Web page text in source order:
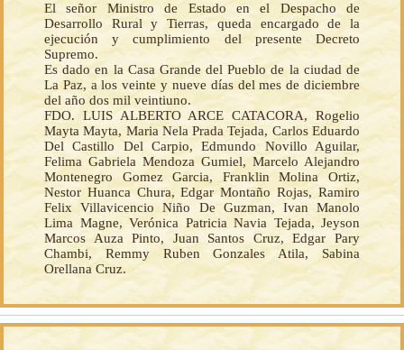
El señor Ministro de Estado en el Despacho de
Desarrollo Rural y Tierras, queda encargado de la
ejecución y cumplimiento del presente Decreto
Supremo.
Es dado en la Casa Grande del Pueblo de la ciudad de
La Paz, a los veinte y nueve días del mes de diciembre
del año dos mil veintiuno.
FDO. LUIS ALBERTO ARCE CATACORA, Rogelio
Mayta Mayta, Maria Nela Prada Tejada, Carlos Eduardo
Del Castillo Del Carpio, Edmundo Novillo Aguilar,
Felima Gabriela Mendoza Gumiel, Marcelo Alejandro
Montenegro Gomez Garcia, Franklin Molina Ortiz,
Nestor Huanca Chura, Edgar Montaño Rojas, Ramiro
Felix Villavicencio Niño De Guzman, Ivan Manolo
Lima Magne, Verónica Patricia Navia Tejada, Jeyson
Marcos Auza Pinto, Juan Santos Cruz, Edgar Pary
Chambi, Remmy Ruben Gonzales Atila, Sabina
Orellana Cruz.